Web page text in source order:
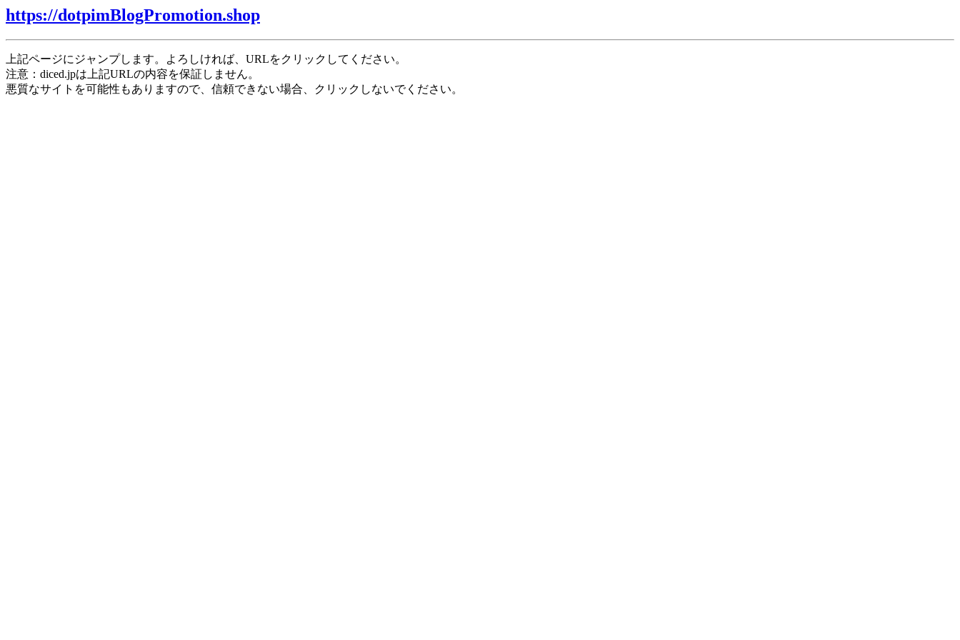
https://dotpimBlogPromotion.shop
上記ページにジャンプします。よろしければ、URLをクリックしてください。
注意：diced.jpは上記URLの内容を保証しません。
悪質なサイトを可能性もありますので、信頼できない場合、クリックしないでください。